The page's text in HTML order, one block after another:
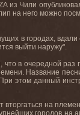
из Чили
на него можно
в городах,
выйти наружу".
в очередной
Название
этом данный
на
городов на